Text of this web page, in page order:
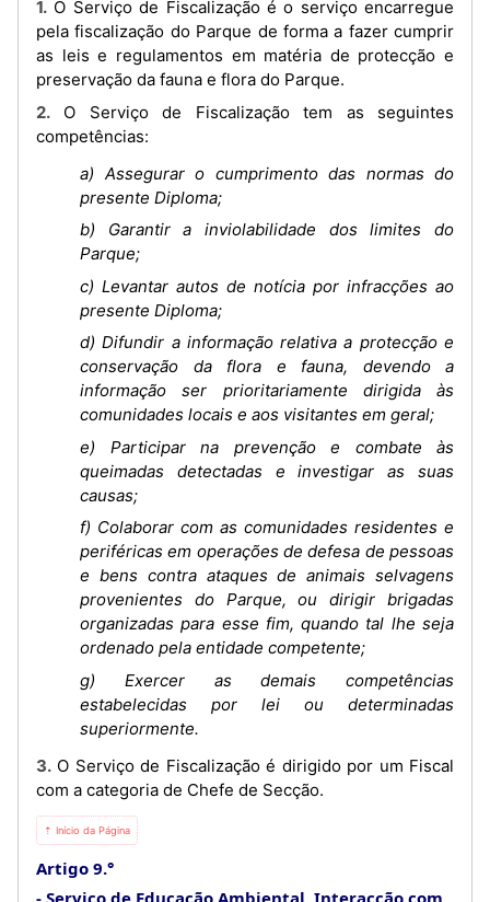
1. O Serviço de Fiscalização é o serviço encarregue
pela fiscalização do Parque de forma a fazer cumprir
as leis e regulamentos em matéria de protecção e
preservação da fauna e flora do Parque.
2. O Serviço de Fiscalização tem as seguintes
competências:
a) Assegurar o cumprimento das normas do
presente Diploma;
b) Garantir a inviolabilidade dos limites do
Parque;
c) Levantar autos de notícia por infracções ao
presente Diploma;
d) Difundir a informação relativa a protecção e
conservação da flora e fauna, devendo a
informação ser prioritariamente dirigida às
comunidades locais e aos visitantes em geral;
e) Participar na prevenção e combate às
queimadas detectadas e investigar as suas
causas;
f) Colaborar com as comunidades residentes e
periféricas em operações de defesa de pessoas
e bens contra ataques de animais selvagens
provenientes do Parque, ou dirigir brigadas
organizadas para esse fim, quando tal lhe seja
ordenado pela entidade competente;
g) Exercer as demais competências
estabelecidas por lei ou determinadas
superiormente.
3. O Serviço de Fiscalização é dirigido por um Fiscal
com a categoria de Chefe de Secção.
⇡ Início da Página
Artigo 9.°
Serviço de Educação Ambiental, Interacção com